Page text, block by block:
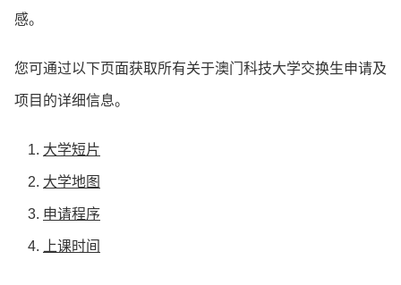
感。
您可通过以下页面获取所有关于澳门科技大学交换生申请及
项目的详细信息。
大学短片
大学地图
申请程序
上课时间